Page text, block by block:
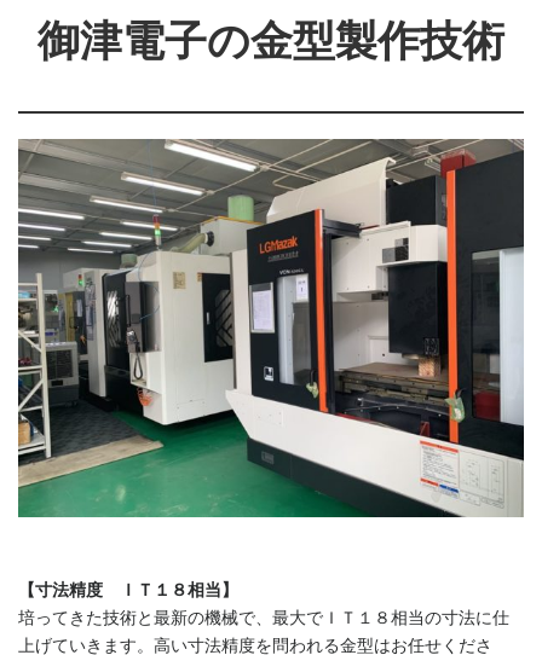
御津電子の金型製作技術
【寸法精度 ＩＴ１８相当】
培ってきた技術と最新の機械で、最大でＩＴ１８相当の寸法に仕
上げていきます。高い寸法精度を問われる金型はお任せくださ